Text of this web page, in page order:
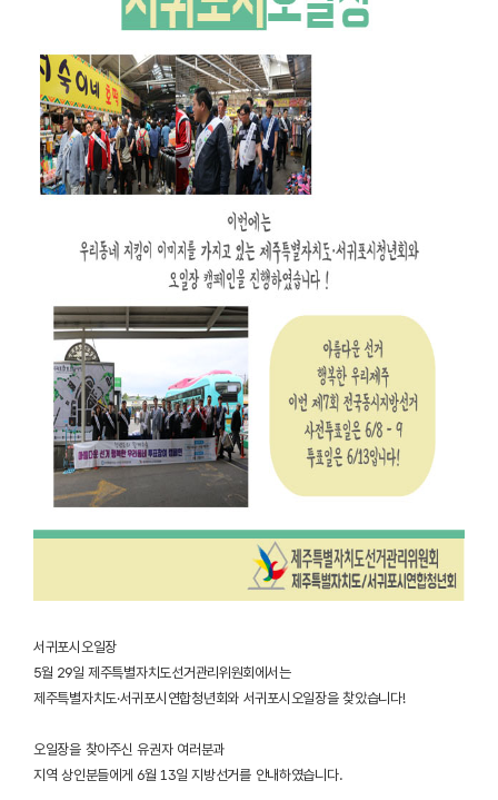
서귀포시오일장
5월 29일 제주특별자치도선거관리위원회에서는
제주특별자치도·서귀포시연합청년회와 서귀포시오일장을 찾았습니다!
오일장을 찾아주신 유권자 여러분과
지역 상인분들에게 6월 13일 지방선거를 안내하였습니다.